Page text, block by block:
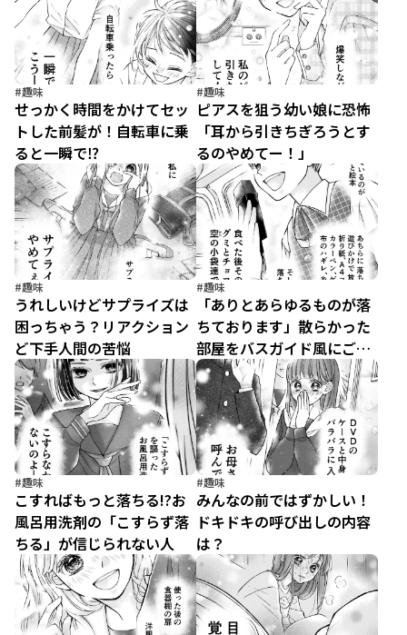
#趣味
せっかく時間をかけてセッ
トした前髪が！自転車に乗
ると一瞬で⁉
#趣味
ピアスを狙う幼い娘に恐怖
「耳から引きちぎろうとす
るのやめてー！」
#趣味
うれしいけどサプライズは
困っちゃう？リアクション
ど下手人間の苦悩
#趣味
「ありとあらゆるものが落
ちております」散らかった
部屋をバスガイド風にご案
内
#趣味
こすればもっと落ちる!?お
風呂用洗剤の「こすらず落
ちる」が信じられない人
#趣味
みんなの前ではずかしい！
ドキドキの呼び出しの内容
は？